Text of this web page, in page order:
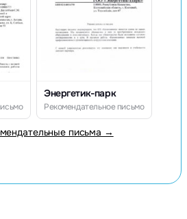
Энергетик-парк
Рекомендательное письмо
письма →